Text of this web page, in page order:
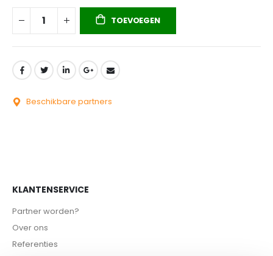
TOEVOEGEN
Beschikbare partners
KLANTENSERVICE
Partner worden?
Over ons
Referenties